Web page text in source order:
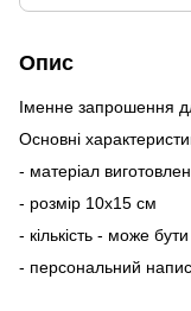
Опис
Іменне запрошення
Основні
- матеріал
- розмір 10х15 см
- кількість - може
- персональний напис